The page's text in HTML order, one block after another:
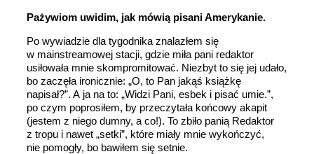
Pażywiom uwidim, jak mówią pisani Amerykanie.
Po wywiadzie dla tygodnika znalazłem się
w mainstreamowej stacji, gdzie miła pani redaktor
usiłowała mnie skompromitować. Niezbyt to się jej udało,
bo zaczęła ironicznie: „O, to Pan jakąś książkę
napisał?”. A ja na to: „Widzi Pani, esbek i pisać umie.”,
po czym poprosiłem, by przeczytała końcowy akapit
(jestem z niego dumny, a co!). To zbiło panią Redaktor
z tropu i nawet „setki”, które miały mnie wykończyć,
nie pomogły, bo bawiłem się setnie.